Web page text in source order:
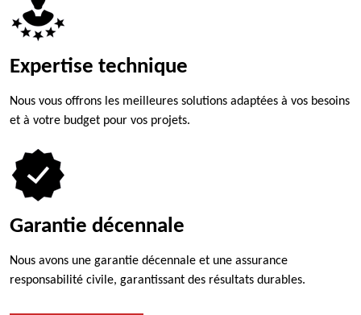
Expertise technique
Nous vous offrons les meilleures solutions adaptées à vos besoins
et à votre budget pour vos projets.
Garantie décennale
Nous avons une garantie décennale et une assurance
responsabilité civile, garantissant des résultats durables.